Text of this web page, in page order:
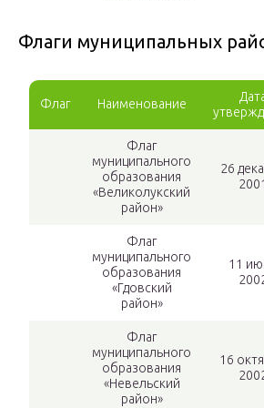
Флаги муниципальных
Флаг Наименование
Флаг
муниципального
образования
«Великолукский
район»
26
2001
Флаг
муниципального
образования
«Гдовский
район»
11
Флаг
муниципального
образования
«Невельский
район»
16